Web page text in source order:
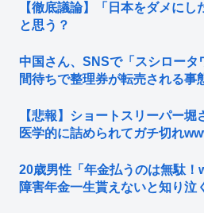
【徹底議論】「日本をダメに
と思う？
中国さん、SNSで「スシロー
間待ちで整理券が転売される事
【悲報】ショートスリーパー
医学的に詰められてガチ切れ
20歳男性「年金払うのは無駄！
障害年金一生貰えないと知り泣